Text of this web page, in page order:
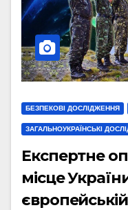
БЕЗПЕКОВІ ДОСЛІДЖЕННЯ
ЗАГАЛЬНОУКРАЇНСЬКІ
Експертне
місце